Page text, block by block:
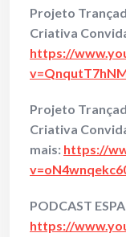
Projeto
Criativa
https://
Projeto
Criativa
mais: https://
PODCAST
https://